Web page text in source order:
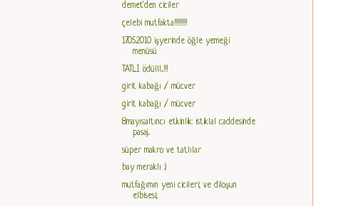
demet'den ciciler
çelebi mutfakta!!!!!!!!!
17.05.2010 işyerinde öğle yemeği
menüsü
TATLI ödülll...!!!
girit kabağı / mücver
girit kabağı / mücver
8mayıs:altıncı etkinlik: istiklal caddesinde
pasaj...
süper makro ve tatlılar
bay meraklı :)
mutfağımın yeni cicileri; ve diloşun
elbisesi;